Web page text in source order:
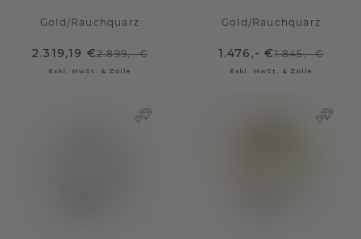
Gold/Rauchquarz
2.319,19 €2.899,- €
Exkl. MwSt. & Zölle
Gold/Rauchquarz
1.476,- €1.845,- €
Exkl. MwSt. & Zölle